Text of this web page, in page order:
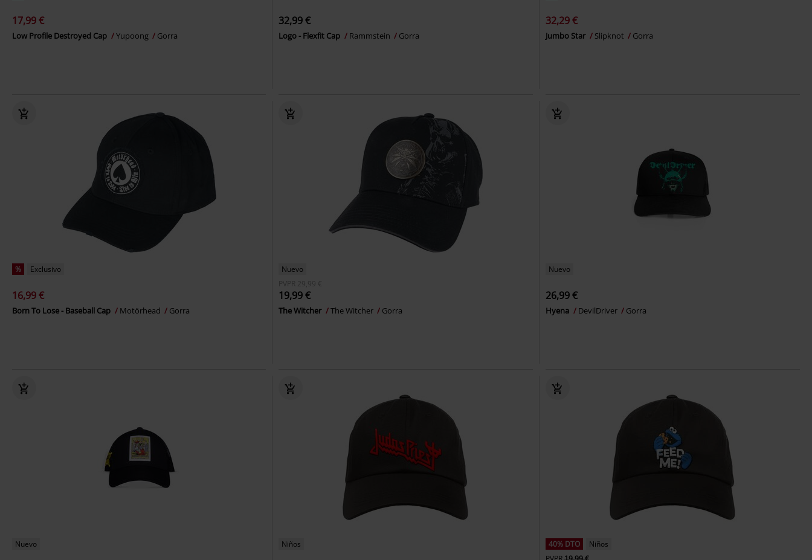
17,99 €
Low Profile Destroyed Cap Yupoong Gorra
32,99 €
Logo - Flexfit Cap Rammstein Gorra
32,29 €
Jumbo Star Slipknot Gorra
% Exclusivo
16,99 €
Born To Lose - Baseball Cap Motörhead Gorra
Nuevo
PVPR 29,99 €
19,99 €
The Witcher The Witcher Gorra
Nuevo
26,99 €
Hyena DevilDriver Gorra
Nuevo Niños 40% DTO
Niños